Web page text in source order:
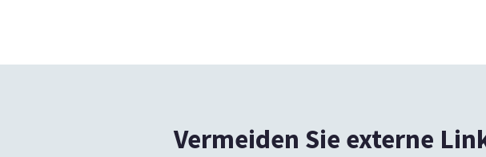
Vermeiden Sie externe